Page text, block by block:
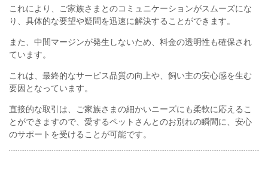
これにより、ご家族さまとのコミュニケーションがスムーズにな
り、具体的な要望や疑問を迅速に解決することができます。
また、中間マージンが発生しないため、料金の透明性も確保され
ています。
これは、最終的なサービス品質の向上や、飼い主の安心感を生む
要因となっています。
直接的な取引は、ご家族さまの細かいニーズにも柔軟に応えるこ
とができますので、愛するペットさんとのお別れの瞬間に、安心
のサポートを受けることが可能です。